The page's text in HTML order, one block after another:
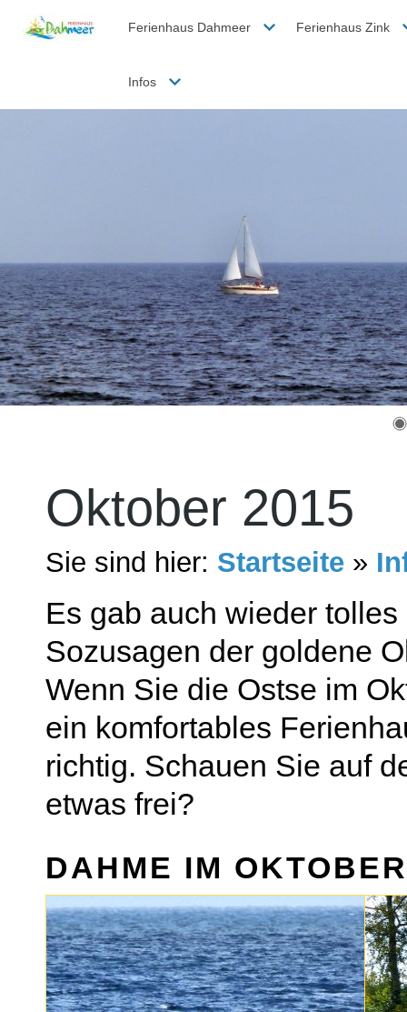
Ferienhaus Dahmeer Ferienhaus Zink
Infos
Oktober 2015
Sie sind hier: Startseite »
Es gab auch wieder
Sozusagen der goldene
Wenn Sie die Ostse im
ein komfortables
richtig. Schauen Sie auf
etwas frei?
DAHME IM